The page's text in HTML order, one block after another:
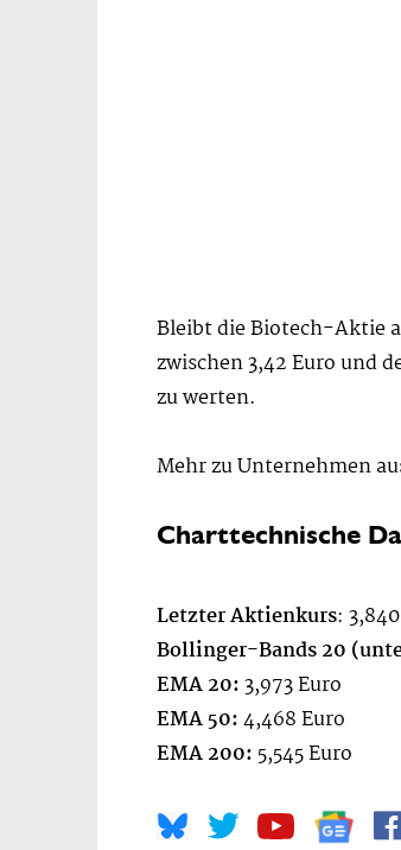
Bleibt die Biotech-Aktie
zwischen 3,42 Euro und
zu werten.
Mehr zu Unternehmen
Charttechnische
Letzter Aktienkurs:
Bollinger-Bands 20
EMA 20:3,973 Euro
EMA 50:4,468 Euro
EMA 200: 5,545 Euro